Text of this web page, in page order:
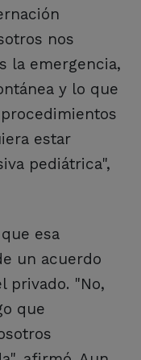
nos
la emergencia,
y lo que
estar
pediátrica",
esa
un acuerdo
privado. "No,
que